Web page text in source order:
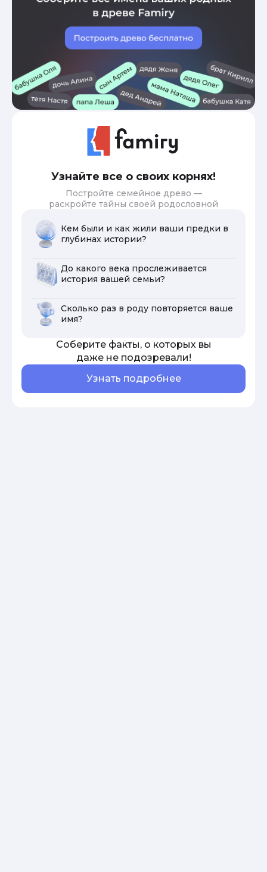
Узнайте все о своих корнях!
Постройте семейное древо —
раскройте тайны своей родословной
Кем были и как жили ваши предки в
глубинах истории?
До какого века прослеживается
история вашей семьи?
Сколько раз в роду повторяется ваше
имя?
Соберите факты, о которых вы
даже не подозревали!
Узнать подробнее